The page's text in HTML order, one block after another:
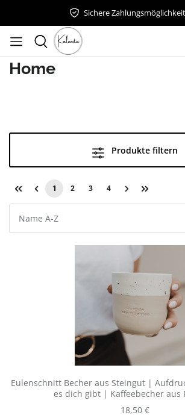
Sichere
Home
Produkte filtern
Seite
1 Seite
2 Seite
3 Seite
4
Eulenschnitt Becher aus Steingut |
es dich gibt | Kaffeebecher aus
Regulärer Preis:
18,50 €